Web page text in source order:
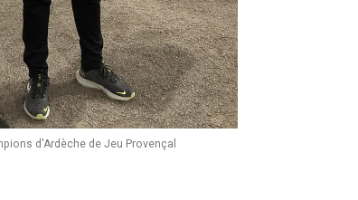
d'Ardèche de Jeu Provençal